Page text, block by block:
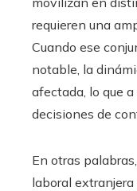
requieren una
Cuando ese
notable, la
afectada, lo que
decisiones de
En otras
laboral